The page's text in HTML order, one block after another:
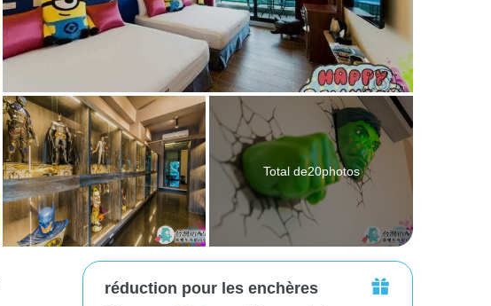
Total de20photos
réduction pour les enchères